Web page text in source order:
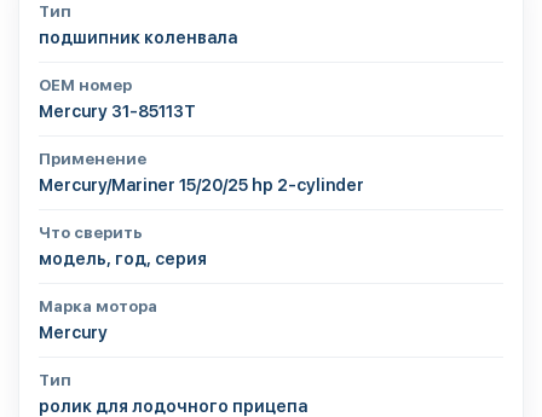
Тип
подшипник коленвала
OEM номер
Mercury 31-85113T
Применение
Mercury/Mariner 15/20/25 hp 2-cylinder
Что сверить
модель, год, серия
Марка мотора
Mercury
Тип
ролик для лодочного прицепа